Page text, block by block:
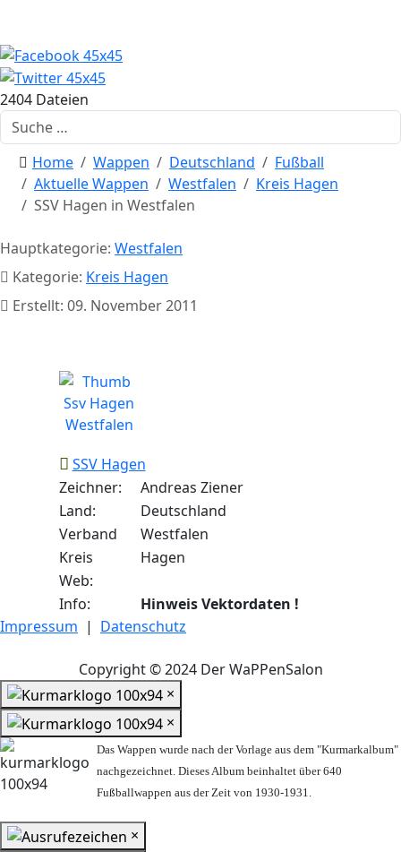
2404 Dateien
Suchen
Home Wappen Deutschland
Fußball
Aktuelle Wappen
Westfalen
Kreis Hagen
SSV Hagen in Westfalen
Hauptkategorie: Westfalen
Kategorie: Kreis Hagen
Erstellt: 09. November 2011
SSV Hagen
Zeichner:
Andreas Ziener
Land:
Deutschland
Verband
Westfalen
Kreis
Hagen
Web:
Info:
Hinweis Vektordaten !
Impressum | Datenschutz
Copyright © 2024 Der WaPPenSalon
×
×
Das Wappen wurde nach der Vorlage aus dem "Kurmarkalbum"
nachgezeichnet. Dieses Album beinhaltet über 640
Fußballwappen aus der Zeit von 1930-1931.
×